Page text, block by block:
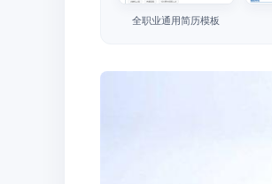
全职业通用简历模板